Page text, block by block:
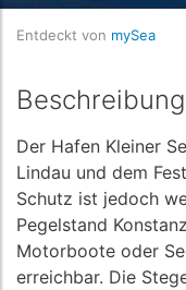
Entdeckt von mySea
Beschreibung
Der Hafen Kleiner
Lindau und dem
Schutz ist jedoch
Pegelstand
Motorboote oder
erreichbar. Die